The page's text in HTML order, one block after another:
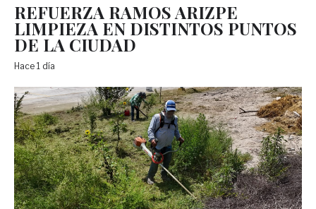
REFUERZA RAMOS ARIZPE
LIMPIEZA EN DISTINTOS PUNTOS
DE LA CIUDAD
Hace 1 día